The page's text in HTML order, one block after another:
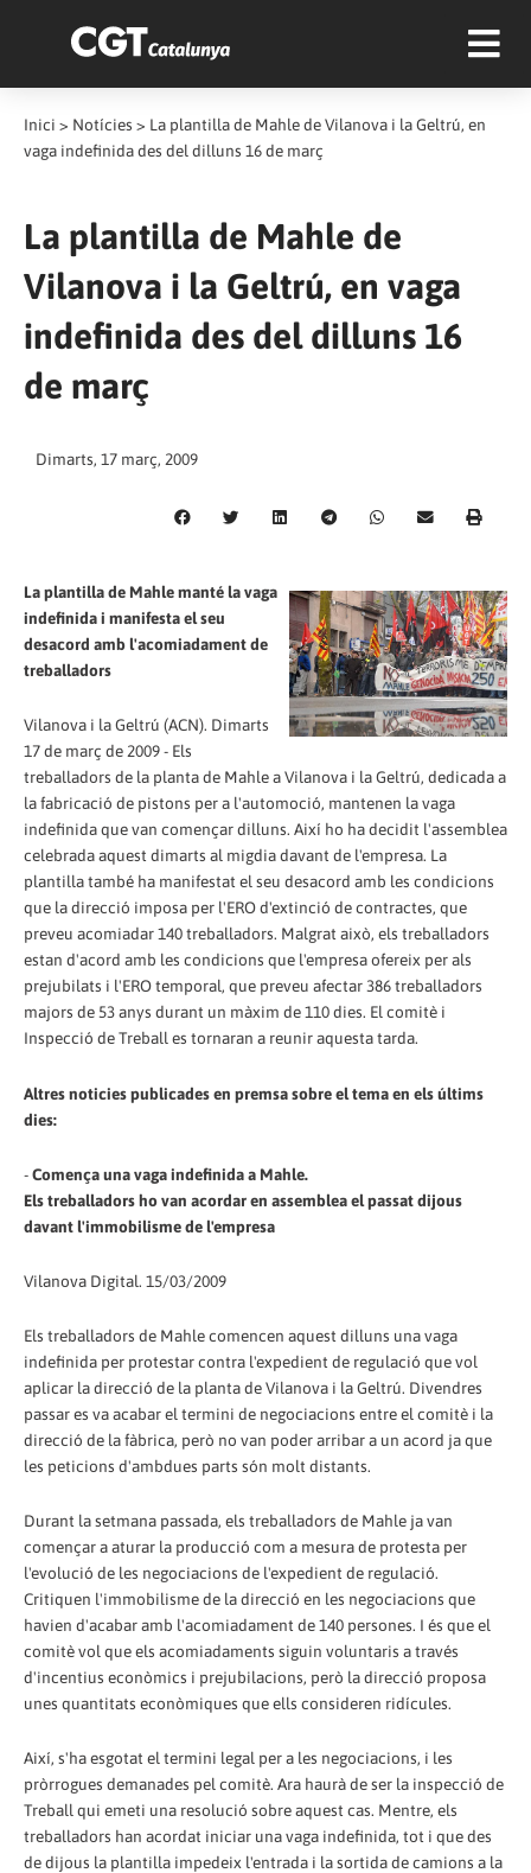
Inici > Notícies > La plantilla de Mahle de Vilanova i la Geltrú, en
vaga indefinida des del dilluns 16 de març
La plantilla de Mahle de
Vilanova i la Geltrú, en vaga
indefinida des del dilluns 16
de març
Dimarts, 17 març, 2009
La plantilla de Mahle manté la vaga
indefinida i manifesta el seu
desacord amb l'acomiadament de
treballadors
Vilanova i la Geltrú (ACN). Dimarts
17 de març de 2009 - Els
treballadors de la planta de Mahle a Vilanova i la Geltrú, dedicada a
la fabricació de pistons per a l'automoció, mantenen la vaga
indefinida que van començar dilluns. Així ho ha decidit l'assemblea
celebrada aquest dimarts al migdia davant de l'empresa. La
plantilla també ha manifestat el seu desacord amb les condicions
que la direcció imposa per l'ERO d'extinció de contractes, que
preveu acomiadar 140 treballadors. Malgrat això, els treballadors
estan d'acord amb les condicions que l'empresa ofereix per als
prejubilats i l'ERO temporal, que preveu afectar 386 treballadors
majors de 53 anys durant un màxim de 110 dies. El comitè i
Inspecció de Treball es tornaran a reunir aquesta tarda.
Altres noticies publicades en premsa sobre el tema en els últims
dies:
-Comença una vaga indefinida a Mahle.
Els treballadors ho van acordar en assemblea el passat dijous
davant l'immobilisme de l'empresa
Vilanova Digital. 15/03/2009
Els treballadors de Mahle comencen aquest dilluns una vaga
indefinida per protestar contra l'expedient de regulació que vol
aplicar la direcció de la planta de Vilanova i la Geltrú. Divendres
passar es va acabar el termini de negociacions entre el comitè i la
direcció de la fàbrica, però no van poder arribar a un acord ja que
les peticions d'ambdues parts són molt distants.
Durant la setmana passada, els treballadors de Mahle ja van
començar a aturar la producció com a mesura de protesta per
l'evolució de les negociacions de l'expedient de regulació.
Critiquen l'immobilisme de la direcció en les negociacions que
havien d'acabar amb l'acomiadament de 140 persones. I és que el
comitè vol que els acomiadaments siguin voluntaris a través
d'incentius econòmics i prejubilacions, però la direcció proposa
unes quantitats econòmiques que ells consideren ridícules.
Així, s'ha esgotat el termini legal per a les negociacions, i les
pròrrogues demanades pel comitè. Ara haurà de ser la inspecció de
Treball qui emeti una resolució sobre aquest cas. Mentre, els
treballadors han acordat iniciar una vaga indefinida, tot i que des
de dijous la plantilla impedeix l'entrada i la sortida de camions a la